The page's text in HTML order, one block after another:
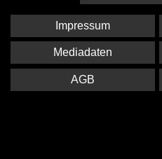
Impressum
Mediadaten
AGB